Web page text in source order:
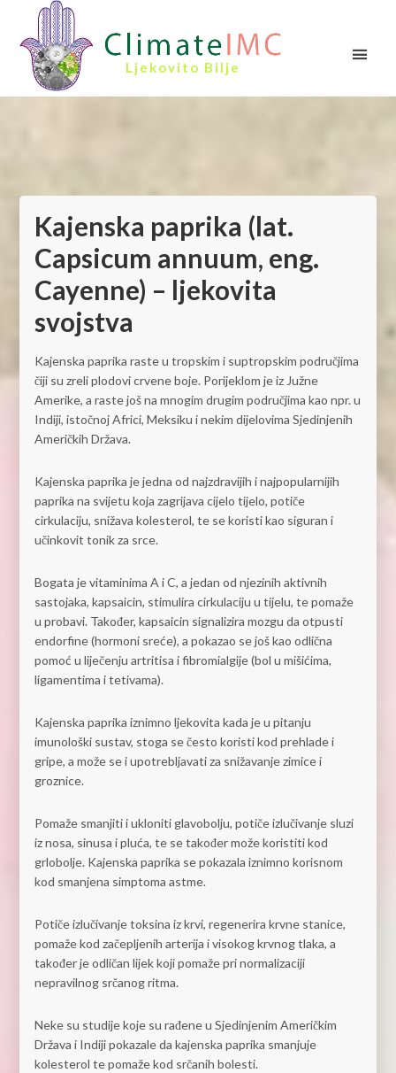
Ljekovito Bilje
Kajenska paprika (lat.
Capsicum annuum, eng.
Cayenne) – ljekovita
svojstva
Kajenska paprika raste u tropskim i suptropskim područjima
čiji su zreli plodovi crvene boje. Porijeklom je iz Južne
Amerike, a raste još na mnogim drugim područjima kao npr. u
Indiji, istočnoj Africi, Meksiku i nekim dijelovima Sjedinjenih
Američkih Država.
Kajenska paprika je jedna od najzdravijih i najpopularnijih
paprika na svijetu koja zagrijava cijelo tijelo, potiče
cirkulaciju, snižava kolesterol, te se koristi kao siguran i
učinkovit tonik za srce.
Bogata je vitaminima A i C, a jedan od njezinih aktivnih
sastojaka, kapsaicin, stimulira cirkulaciju u tijelu, te pomaže
u probavi. Također, kapsaicin signalizira mozgu da otpusti
endorfine (hormoni sreće), a pokazao se još kao odlična
pomoć u liječenju artritisa i fibromialgije (bol u mišićima,
ligamentima i tetivama).
Kajenska paprika iznimno ljekovita kada je u pitanju
imunološki sustav, stoga se često koristi kod prehlade i
gripe, a može se i upotrebljavati za snižavanje zimice i
groznice.
Pomaže smanjiti i ukloniti glavobolju, potiče izlučivanje sluzi
iz nosa, sinusa i pluća, te se također može koristiti kod
grlobolje. Kajenska paprika se pokazala iznimno korisnom
kod smanjena simptoma astme.
Potiče izlučivanje toksina iz krvi, regenerira krvne stanice,
pomaže kod začepljenih arterija i visokog krvnog tlaka, a
također je odličan lijek koji pomaže pri normalizaciji
nepravilnog srčanog ritma.
Neke su studije koje su rađene u Sjedinjenim Američkim
Država i Indiji pokazale da kajenska paprika smanjuje
kolesterol te pomaže kod srčanih bolesti.